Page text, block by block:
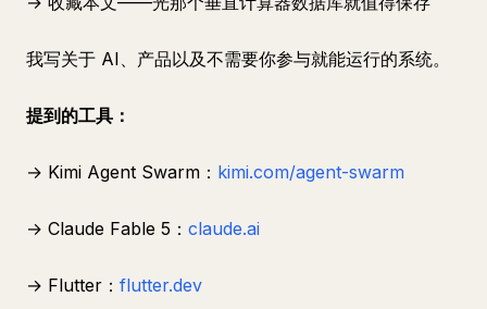
我写关于 AI、产品以及不需要你参与就能运行的系统。
提到的工具：
→ Kimi Agent Swarm： kimi.com/agent-swarm
→ Claude Fable 5： claude.ai
→ Flutter： flutter.dev